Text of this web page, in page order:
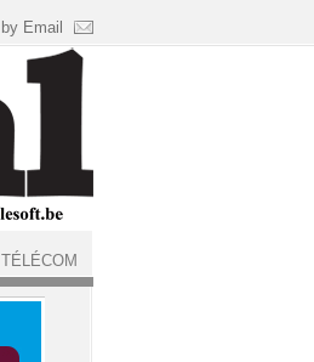
Email
TÉLÉCOM